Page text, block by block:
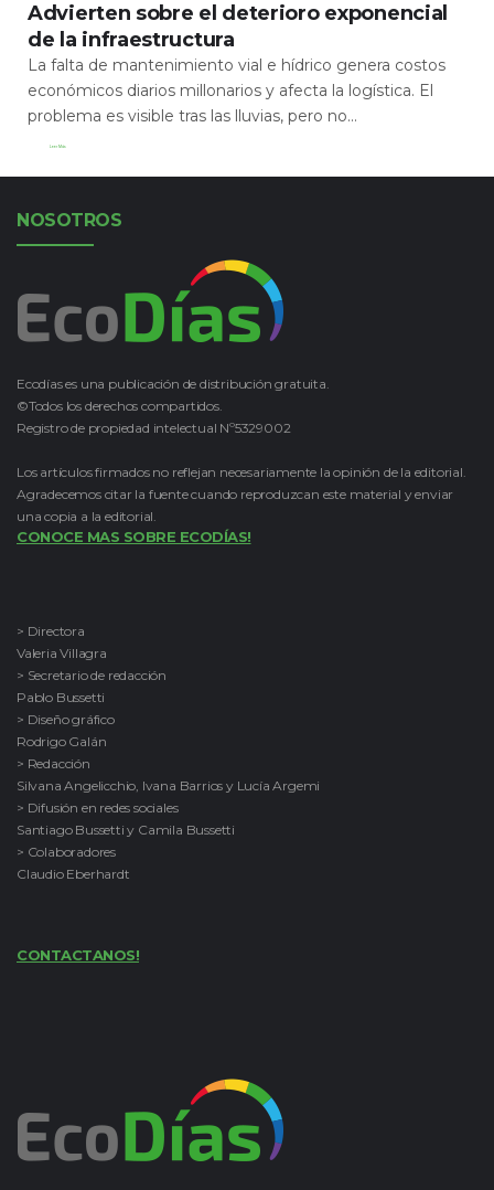
Advierten sobre el deterioro exponencial
de la infraestructura
La falta de mantenimiento vial e hídrico genera costos
económicos diarios millonarios y afecta la logística. El
problema es visible tras las lluvias, pero no...
Leer Más
NOSOTROS
Ecodías es una publicación de distribución gratuita.
©Todos los derechos compartidos.
Registro de propiedad intelectual Nº5329002
Los artículos firmados no reflejan necesariamente la opinión de la editorial.
Agradecemos citar la fuente cuando reproduzcan este material y enviar
una copia a la editorial.
CONOCE MAS SOBRE ECODÍAS!
> Directora
Valeria Villagra
> Secretario de redacción
Pablo Bussetti
> Diseño gráfico
Rodrigo Galán
> Redacción
Silvana Angelicchio, Ivana Barrios y Lucía Argemi
> Difusión en redes sociales
Santiago Bussetti y Camila Bussetti
> Colaboradores
Claudio Eberhardt
CONTACTANOS!